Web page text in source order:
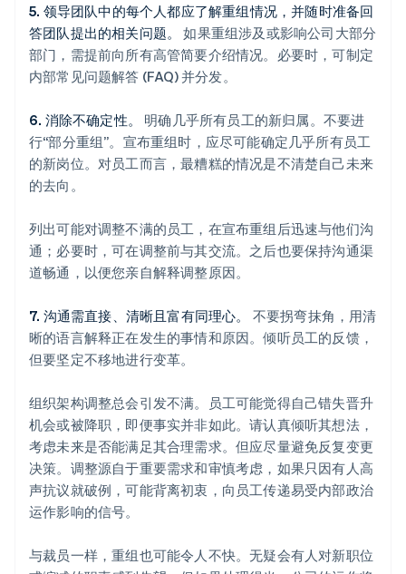
5. 领导团队中的每个人都应了解重组情况，并随时准备回
答团队提出的相关问题。
如果重组涉及或影响公司大部分
部门，需提前向所有高管简要介绍情况。必要时，可制定
内部常见问题解答 (FAQ) 并分发。
6. 消除不确定性。
明确几乎所有员工的新归属。不要进
行“部分重组”。宣布重组时，应尽可能确定几乎所有员工
的新岗位。对员工而言，最糟糕的情况是不清楚自己未来
的去向。
列出可能对调整不满的员工，在宣布重组后迅速与他们沟
通；必要时，可在调整前与其交流。之后也要保持沟通渠
道畅通，以便您亲自解释调整原因。
7. 沟通需直接、清晰且富有同理心。
不要拐弯抹角，用清
晰的语言解释正在发生的事情和原因。倾听员工的反馈，
但要坚定不移地进行变革。
组织架构调整总会引发不满。员工可能觉得自己错失晋升
机会或被降职，即便事实并非如此。请认真倾听其想法，
考虑未来是否能满足其合理需求。但应尽量避免反复变更
决策。调整源自于重要需求和审慎考虑，如果只因有人高
声抗议就破例，可能背离初衷，向员工传递易受内部政治
运作影响的信号。
与裁员一样，重组也可能令人不快。无疑会有人对新职位
澳大利亚
English
巴西
PortuguêsEnglish
比利时
Nederlands FrançaisDeutsch English
波兰
English
德国
Deutsch English
法国
芬兰
EnglishSvenska
荷兰
Nederlands English
EnglishFrançais
捷克
English
克罗地亚
EnglishItaliano
拉脱维亚
English
English